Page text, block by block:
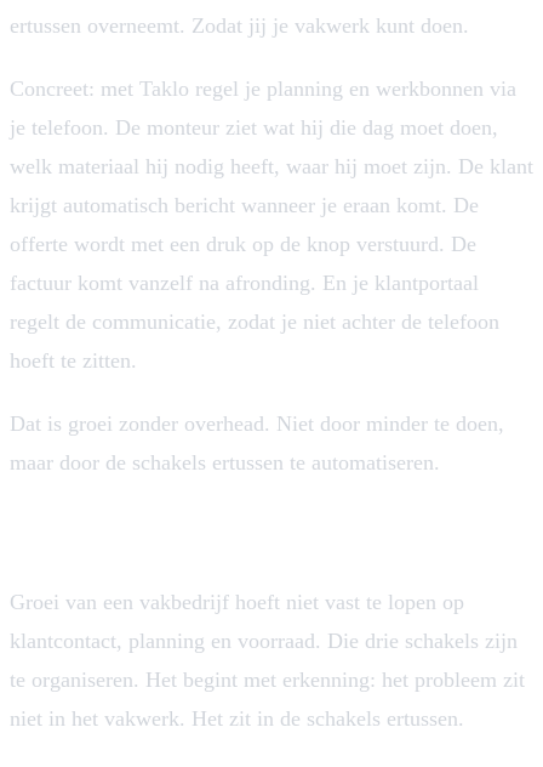
ertussen overneemt. Zodat jij je vakwerk kunt doen.
Concreet: met Taklo regel je planning en werkbonnen via
je telefoon. De monteur ziet wat hij die dag moet doen,
welk materiaal hij nodig heeft, waar hij moet zijn. De klant
krijgt automatisch bericht wanneer je eraan komt. De
offerte wordt met een druk op de knop verstuurd. De
factuur komt vanzelf na afronding. En je klantportaal
regelt de communicatie, zodat je niet achter de telefoon
hoeft te zitten.
Dat is groei zonder overhead. Niet door minder te doen,
maar door de schakels ertussen te automatiseren.
Groei van een vakbedrijf hoeft niet vast te lopen op
klantcontact, planning en voorraad. Die drie schakels zijn
te organiseren. Het begint met erkenning: het probleem zit
niet in het vakwerk. Het zit in de schakels ertussen.